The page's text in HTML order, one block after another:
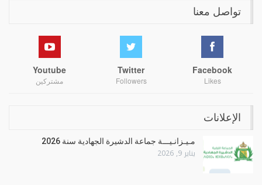
تواصل معنا
Facebook
Likes
Twitter
Followers
Youtube
مشتركين
الإعلانات
مـيـزانـيـــة جماعة الدشيرة الجهادية سنة 2026
يناير 9, 2026